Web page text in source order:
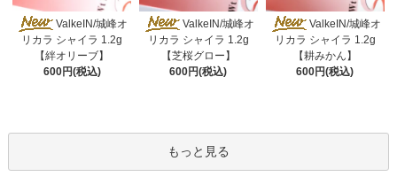
ValkeIN/城峰オ
リカラ シャイラ 1.2g
【絆オリーブ】
600円(税込)
ValkeIN/城峰オ
リカラ シャイラ 1.2g
【芝桜グロー】
600円(税込)
ValkeIN/城峰オ
リカラ シャイラ 1.2g
【耕みかん】
600円(税込)
もっと見る